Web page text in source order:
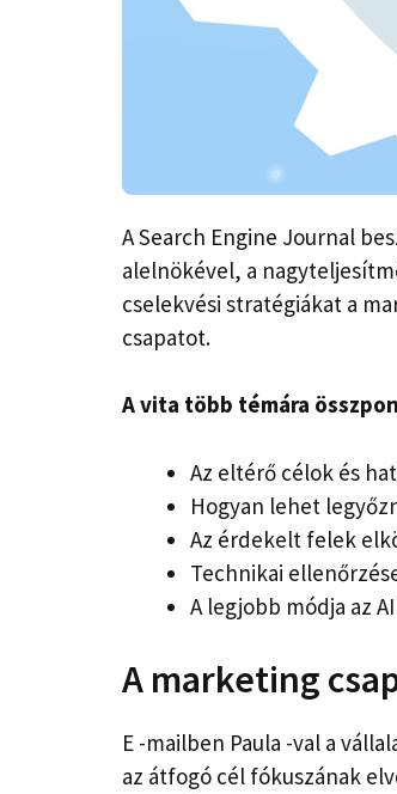
A Search Engine Journal
alelnökével, a
cselekvési stratégiákat a
csapatot.
A vita több témára
Az eltérő célok és
Hogyan lehet
Az érdekelt felek
Technikai
A legjobb módja az
A marketing
E -mailben Paula -val a
az átfogó cél fókuszának